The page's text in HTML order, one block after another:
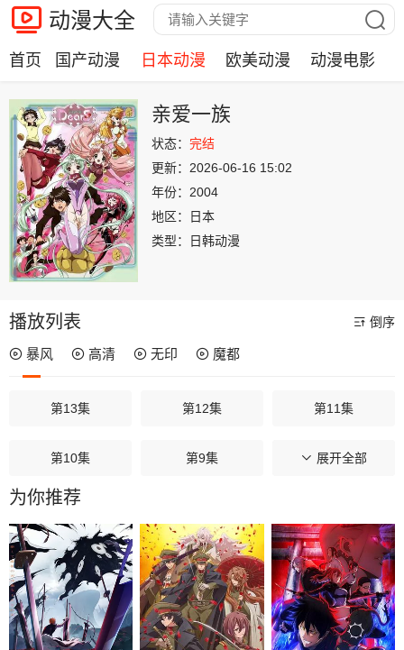
动漫大全
首页 国产动漫 日本动漫 欧美动漫 动漫电影
亲爱一族
状态： 完结
更新： 2026-06-16 15:02
年份： 2004
地区：
日本
类型：
日韩动漫
播放列表 倒序
暴风 高清 无印 魔都
第13集 第12集 第11集
第10集 第9集 第8集
第7集
第4集 第3集 第2集
第1集
展开全部
为你推荐